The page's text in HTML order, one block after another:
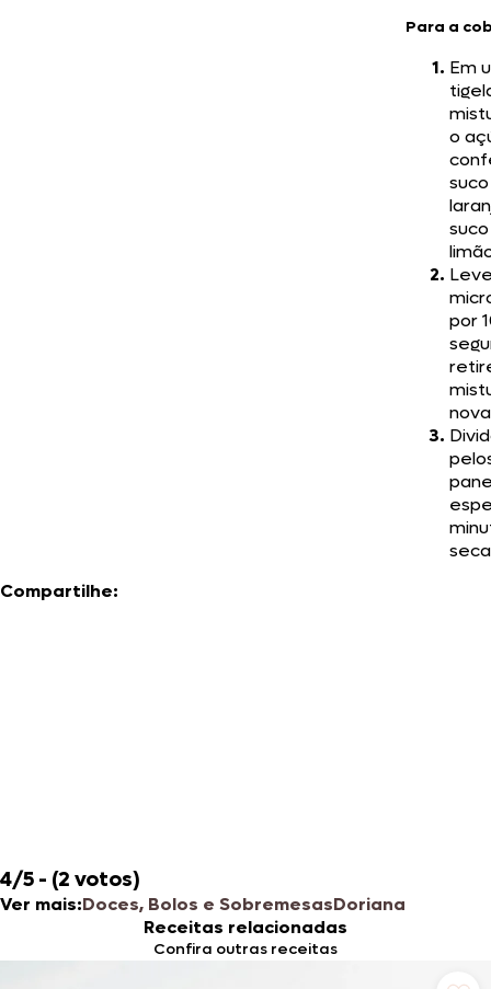
Para a
Em
o
por
Compartilhe:
4/5 - (2 votos)
Ver mais:Doces, Bolos e SobremesasDoriana
Receitas relacionadas
Confira outras receitas